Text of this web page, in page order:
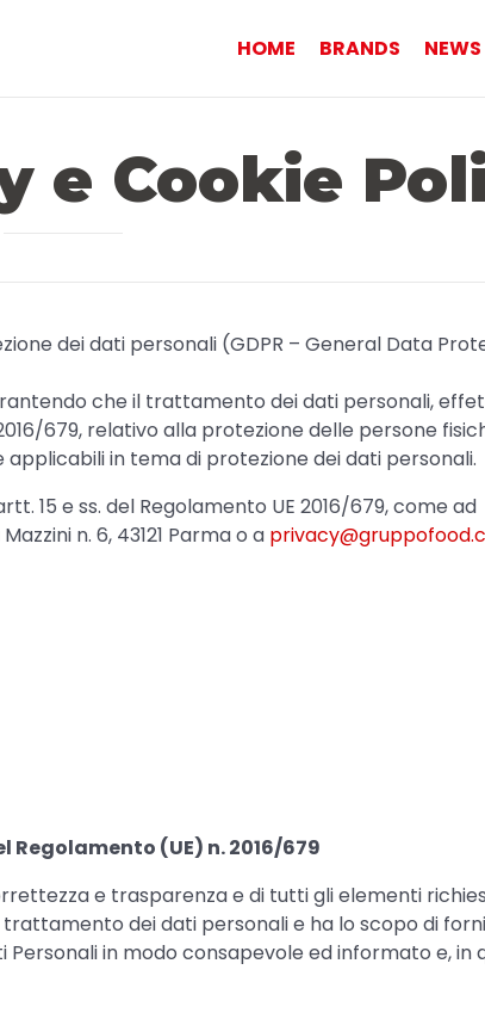
HOME BRANDS NEWS
e Cookie
dei dati personali (GDPR – General Data
che il trattamento dei dati personali,
679, relativo alla protezione delle persone
in tema di protezione dei dati personali.
15 e ss. del Regolamento UE 2016/679, come
n. 6, 43121 Parma o a
(UE) n. 2016/679
e trasparenza e di tutti gli elementi
dei dati personali e ha lo scopo di
in modo consapevole ed informato e, in